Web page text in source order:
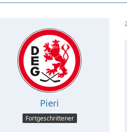
Pieri
Fortgeschrittener